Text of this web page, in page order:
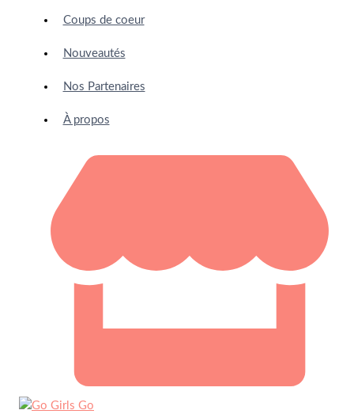
Coups de coeur
Nouveautés
Nos Partenaires
À propos